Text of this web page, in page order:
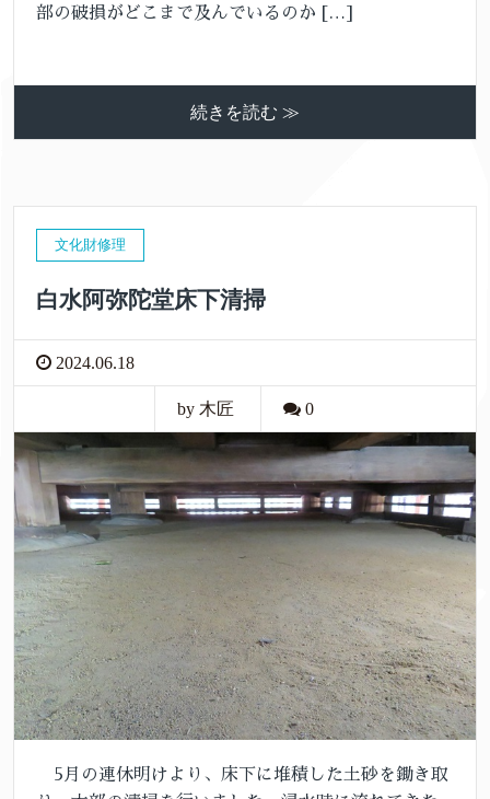
部の破損がどこまで及んでいるのか […]
続きを読む ≫
文化財修理
白水阿弥陀堂床下清掃
2024.06.18
by 木匠 0
5月の連休明けより、床下に堆積した土砂を鋤き取